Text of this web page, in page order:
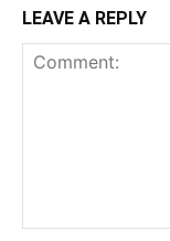
LEAVE A REPLY